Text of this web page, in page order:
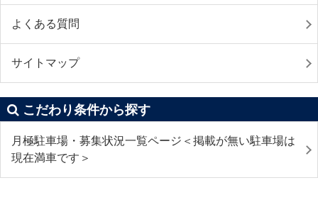
よくある質問
サイトマップ
こだわり条件から探す
月極駐車場・募集状況一覧ページ＜掲載が無い駐車場は
現在満車です＞